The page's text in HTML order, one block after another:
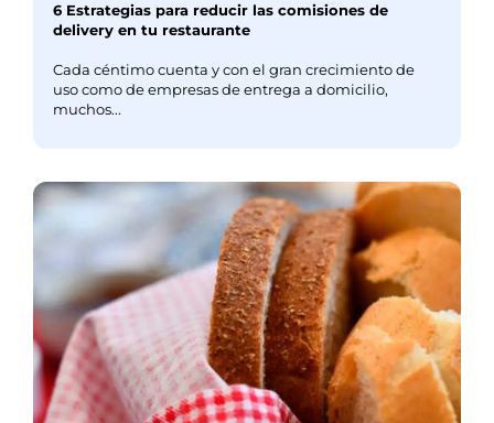
6 Estrategias para reducir las comisiones de
delivery en tu restaurante
Cada céntimo cuenta y con el gran crecimiento de
uso como de empresas de entrega a domicilio,
muchos...